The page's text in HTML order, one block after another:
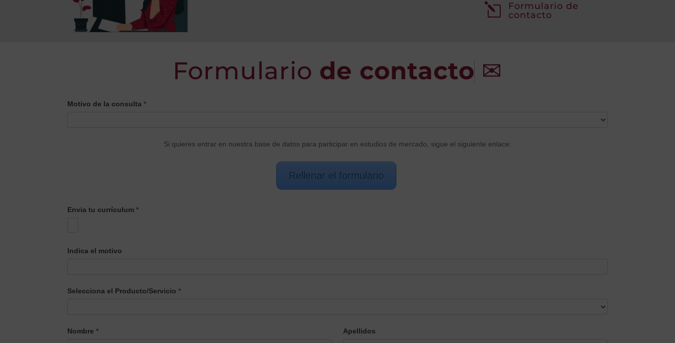
l
Formulario de
contacto
Formulario de contacto ✉
CONTACTO
Motivo de la consulta*
Si quieres entrar en nuestra base de datos para participar en estudios de mercado, sigue el siguiente enlace:
Rellenar el formulario
Envia tu currículum*
Indica el motivo
Selecciona el Producto/Servicio*
el
Nombre* Apellidos